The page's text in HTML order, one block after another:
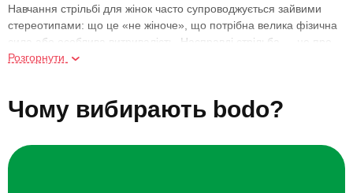
Навчання стрільбі для жінок часто супроводжується зайвими
стереотипами: що це «не жіноче», що потрібна велика фізична
сила або особлива витривалість. Насправді стрільба — це про
концентрацію, техніку й контроль, а не про силу. Саме тому
Навчитися стріляти жінці означає, перш за все, навчитися
форматі з інструктором, зникає напруга, а процес стає зібраним
Розгорнути
Чому вибирають bodo?